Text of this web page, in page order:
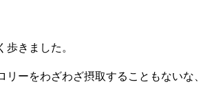
きました。
ーをわざわざ摂取することもないな、